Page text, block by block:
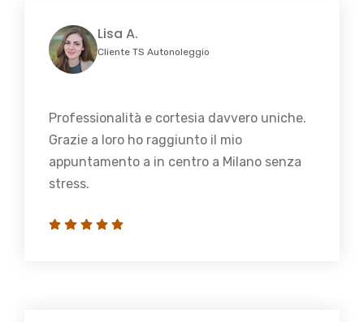
Lisa A.
Cliente TS Autonoleggio
Professionalità e cortesia davvero uniche.
Grazie a loro ho raggiunto il mio
appuntamento a in centro a Milano senza
stress.